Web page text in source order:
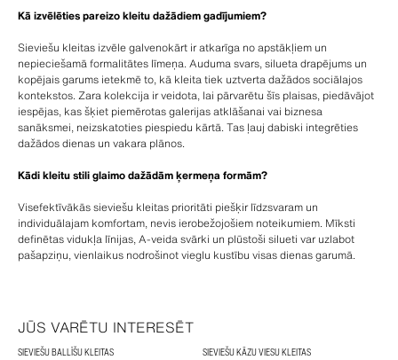
Kā izvēlēties pareizo kleitu dažādiem gadījumiem?
Sieviešu kleitas izvēle galvenokārt ir atkarīga no apstākļiem un
nepieciešamā formalitātes līmeņa. Auduma svars, silueta drapējums un
kopējais garums ietekmē to, kā kleita tiek uztverta dažādos sociālajos
kontekstos. Zara kolekcija ir veidota, lai pārvarētu šīs plaisas, piedāvājot
iespējas, kas šķiet piemērotas galerijas atklāšanai vai biznesa
sanāksmei, neizskatoties piespiedu kārtā. Tas ļauj dabiski integrēties
dažādos dienas un vakara plānos.
Kādi kleitu stili glaimo dažādām ķermeņa formām?
Visefektīvākās sieviešu kleitas prioritāti piešķir līdzsvaram un
individuālajam komfortam, nevis ierobežojošiem noteikumiem. Mīksti
definētas vidukļa līnijas, A-veida svārki un plūstoši silueti var uzlabot
pašapziņu, vienlaikus nodrošinot vieglu kustību visas dienas garumā.
JŪS VARĒTU INTERESĒT
SIEVIEŠU BALLĪŠU KLEITAS
SIEVIEŠU KĀZU VIESU KLEITAS